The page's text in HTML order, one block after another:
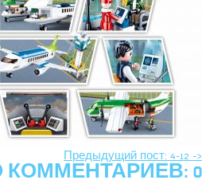
<- Предыдущий пост: 4-12
КОММЕНТАРИЕВ: 0